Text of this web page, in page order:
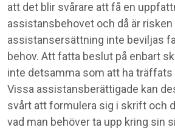
att det blir svårare att få en
assistansbehovet och då är risken
assistansersättning inte beviljas
behov. Att fatta beslut på enbart
inte detsamma som att ha träffats
Vissa assistansberättigade kan
svårt att formulera sig i skrift och
vad man behöver ta upp kring sin